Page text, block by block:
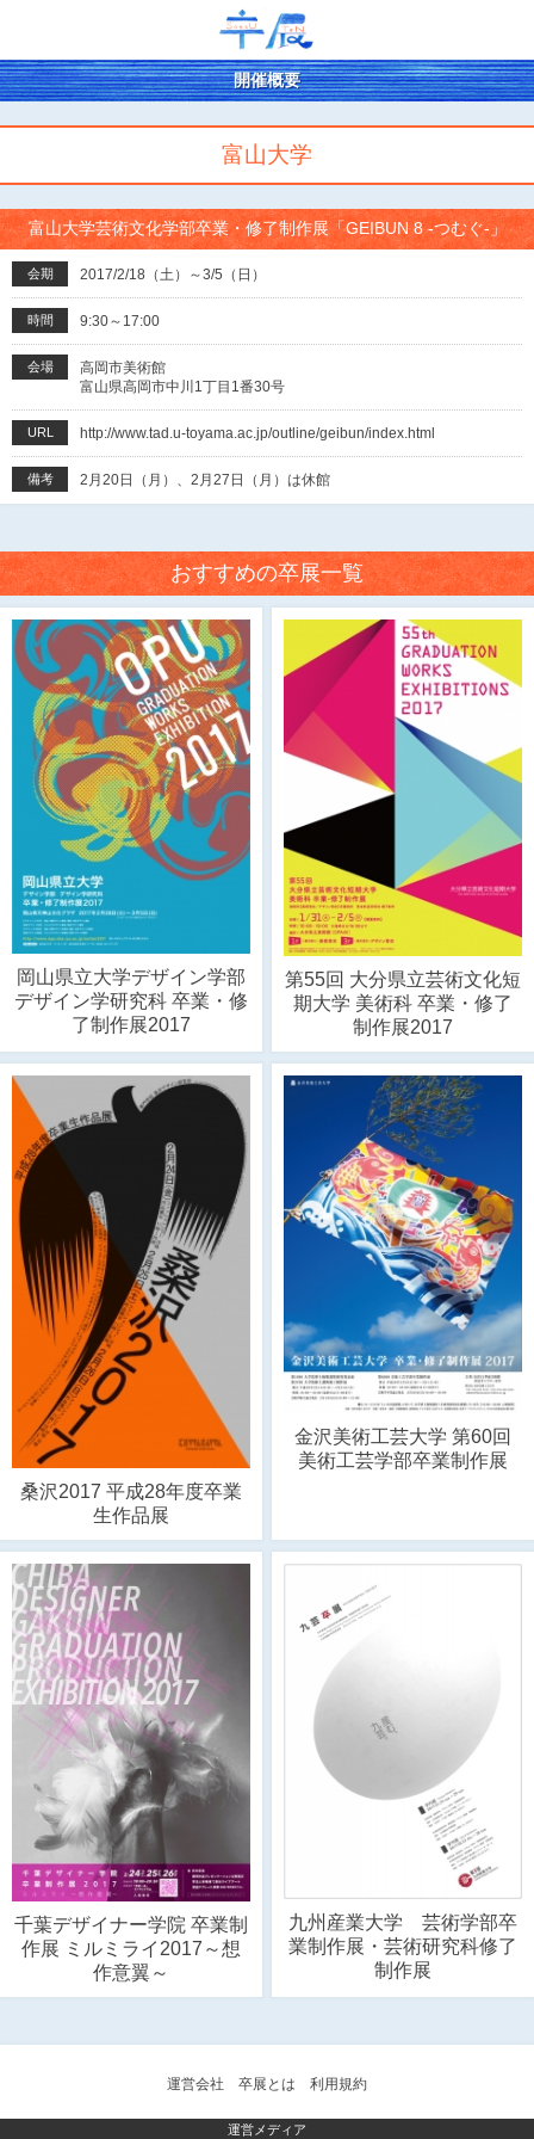
開催概要
富山大学
富山大学芸術文化学部卒業・修了制作展「GEIBUN 8 ‐つむぐ‐」
会期 2017/2/18（土）～3/5（日）
時間 9:30～17:00
会場
高岡市美術館
富山県高岡市中川1丁目1番30号
URL http://www.tad.u-toyama.ac.jp/outline/geibun/index.html
備考 2月20日（月）、2月27日（月）は休館
おすすめの卒展一覧
岡山県立大学デザイン学部
デザイン学研究科 卒業・修
了制作展2017
第55回 大分県立芸術文化短
期大学 美術科 卒業・修了
制作展2017
桑沢2017 平成28年度卒業
生作品展
金沢美術工芸大学 第60回
美術工芸学部卒業制作展
千葉デザイナー学院 卒業制
作展 ミルミライ2017～想
作意翼～
九州産業大学 芸術学部卒
業制作展・芸術研究科修了
制作展
運営会社 卒展とは 利用規約
運営メディア